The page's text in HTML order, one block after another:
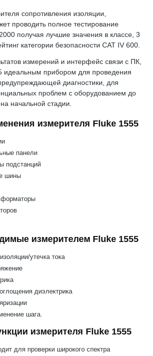
сопротивления изоляции,
проводить полное тестирование
получая лучшие значения в классе, 3
категории безопасности CAT IV 600.
измерений и интерфейс связи с ПК,
идеальным прибором для проведения
диагностики, для
проблем с оборудованием до
начальной стадии.
измерителя Fluke 1555
панели
подстанций
шины
измерителем Fluke 1555
утечка тока
диэлектрика
шага.
измерителя Fluke 1555
для проверки широкого спектра